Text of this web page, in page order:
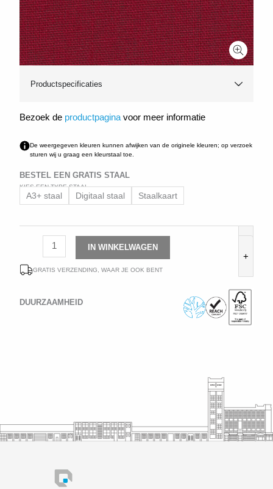
Productspecificaties
DUURZAAMHEID
Bezoek de productpaginavoor meer informatie
De weergegeven kleuren kunnen afwijken van de originele kleuren; op verzoek
sturen wij u graag een kleurstaal toe.
BESTEL EEN GRATIS STAAL
KIES EEN TYPE STAAL
A3+ staal Digitaal staal Staalkaart
Dubletta
3264
+
IN WINKELWAGEN
GRATIS VERZENDING, WAAR JE OOK BENT